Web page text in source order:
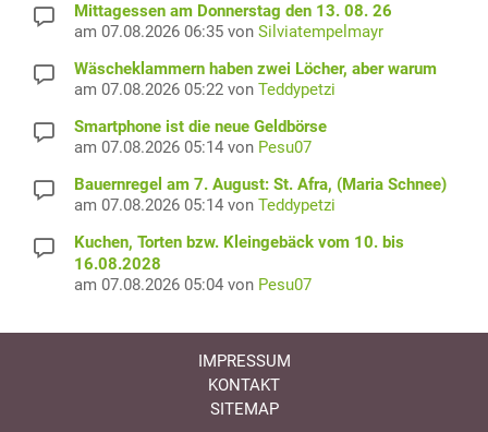
Mittagessen am Donnerstag den 13. 08. 26
am 07.08.2026 06:35 von Silviatempelmayr
Wäscheklammern haben zwei Löcher, aber warum
am 07.08.2026 05:22 von Teddypetzi
Smartphone ist die neue Geldbörse
am 07.08.2026 05:14 von Pesu07
Bauernregel am 7. August: St. Afra, (Maria Schnee)
am 07.08.2026 05:14 von Teddypetzi
Kuchen, Torten bzw. Kleingebäck vom 10. bis
16.08.2028
am 07.08.2026 05:04 von Pesu07
IMPRESSUM
KONTAKT
SITEMAP